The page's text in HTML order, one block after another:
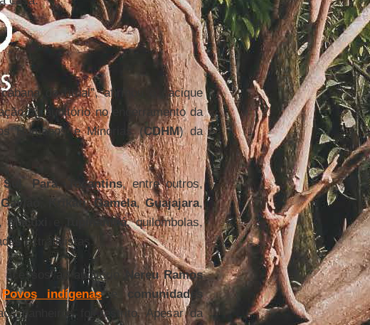
de ritual”, afirmou o cacique
do auditório no encerramento da
Humanos e Minorias (CDHM) da
,Pará, Tocantins, entre outros,
Gavião Krikati,Gamela,Guajajara,
Macuxi Tupinambá, quilombolas,
extrativistas.
ao auditório
Nereu Ramos
Povos indígenasecomunidades
banheiros foi restrito. Apesar da